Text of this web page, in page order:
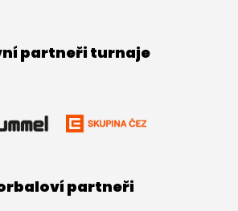
partneři turnaje
partneři